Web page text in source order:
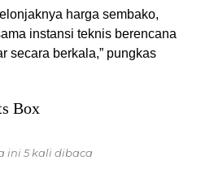
harga sembako,
instansi teknis berencana
secara berkala,” pungkas
Box
ini 5 kali dibaca